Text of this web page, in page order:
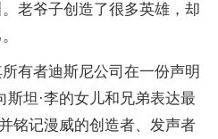
老爷子创造了很多英雄，却
有者迪斯尼公司在一份声明
斯坦·李的女儿和兄弟表达最
铭记漫威的创造者、发声者